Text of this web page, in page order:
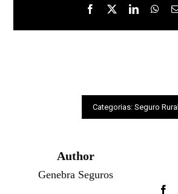
Categorias: Seguro Rural
Author
Genebra Seguros